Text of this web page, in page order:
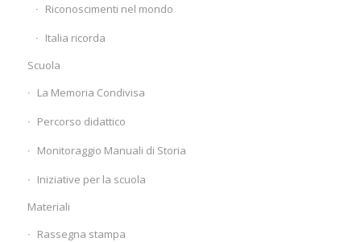
Riconoscimenti nel mondo
Italia ricorda
Scuola
La Memoria Condivisa
Percorso didattico
Monitoraggio Manuali di Storia
Iniziative per la scuola
Materiali
Rassegna stampa